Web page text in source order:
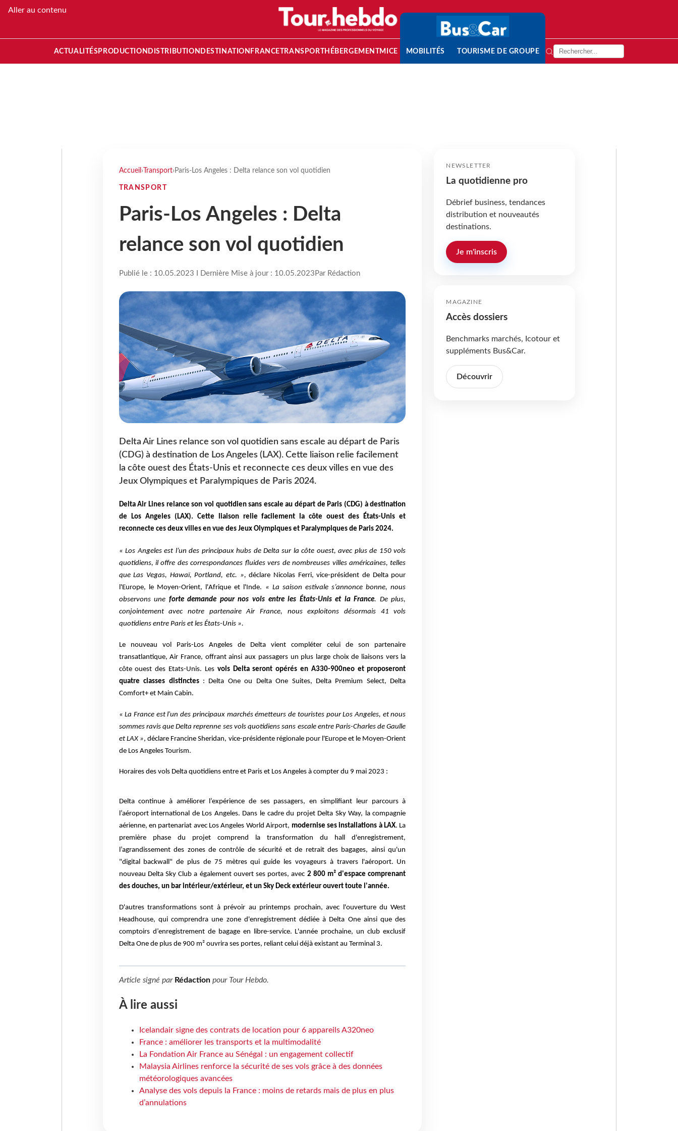
Aller au contenu
ACTUALITÉS PRODUCTION DISTRIBUTION DESTINATION FRANCETRANSPORT HÉBERGEMENTMICE MOBILITÉS TOURISME DE GROUPE
Accueil › Transport› Paris-Los Angeles : Delta relance son vol quotidien
TRANSPORT
Paris-Los Angeles : Delta
relance son vol quotidien
Publié le : 10.05.2023 I Dernière Mise à jour : 10.05.2023 Par Rédaction
Delta Air Lines relance son vol quotidien sans escale au départ de Paris
(CDG) à destination de Los Angeles (LAX). Cette liaison relie facilement
la côte ouest des États-Unis et reconnecte ces deux villes en vue des
Jeux Olympiques et Paralympiques de Paris 2024.
Delta Air Lines relance son vol quotidien sans escale au départ de Paris (CDG) à destination
de Los Angeles (LAX). Cette liaison relie facilement la côte ouest des États-Unis et
reconnecte ces deux villes en vue des Jeux Olympiques et Paralympiques de Paris 2024.
« Los Angeles est l’un des principaux hubs de Delta sur la côte ouest, avec plus de 150 vols
quotidiens, il offre des correspondances fluides vers de nombreuses villes américaines, telles
que Las Vegas, Hawaï, Portland, etc. »,déclare Nicolas Ferri, vice-président de Delta pour
l'Europe, le Moyen-Orient, l'Afrique et l'Inde. « La saison estivale s’annonce bonne, nous
observons une forte demande pour nos vols entre les États-Unis et la France. De plus,
conjointement avec notre partenaire Air France, nous exploitons désormais 41 vols
quotidiens entre Paris et les États-Unis ».
Le nouveau vol Paris-Los Angeles de Delta vient compléter celui de son partenaire
transatlantique, Air France, offrant ainsi aux passagers un plus large choix de liaisons vers la
côte ouest des Etats-Unis. Les vols Delta seront opérés en A330-900neo et proposeront
quatre classes distinctes : Delta One ou Delta One Suites, Delta Premium Select, Delta
Comfort+ et Main Cabin.
« La France est l'un des principaux marchés émetteurs de touristes pour Los Angeles, et nous
sommes ravis que Delta reprenne ses vols quotidiens sans escale entre Paris-Charles de Gaulle
et LAX », déclare Francine Sheridan, vice-présidente régionale pour l'Europe et le Moyen-Orient
de Los Angeles Tourism.
Horaires des vols Delta quotidiens entre et Paris et Los Angeles à compter du 9 mai 2023 :
Delta continue à améliorer l’expérience de ses passagers, en simplifiant leur parcours à
l’aéroport international de Los Angeles. Dans le cadre du projet Delta Sky Way, la compagnie
aérienne, en partenariat avec Los Angeles World Airport, modernise ses installations à LAX. La
première phase du projet comprend la transformation du hall d'enregistrement,
l’agrandissement des zones de contrôle de sécurité et de retrait des bagages, ainsi qu'un
"digital backwall" de plus de 75 mètres qui guide les voyageurs à travers l'aéroport. Un
nouveau Delta Sky Club a également ouvert ses portes, avec 2 800 m² d'espace comprenant
des douches, un bar intérieur/extérieur, et un Sky Deck extérieur ouvert toute l'année.
D'autres transformations sont à prévoir au printemps prochain, avec l'ouverture du West
Headhouse, qui comprendra une zone d'enregistrement dédiée à Delta One ainsi que des
comptoirs d’enregistrement de bagage en libre-service. L'année prochaine, un club exclusif
Delta One de plus de 900 m² ouvrira ses portes, reliant celui déjà existant au Terminal 3.
Article signé par Rédactionpour Tour Hebdo.
À lire aussi
Icelandair signe des contrats de location pour 6 appareils A320neo
France : améliorer les transports et la multimodalité
La Fondation Air France au Sénégal : un engagement collectif
Malaysia Airlines renforce la sécurité de ses vols grâce à des données
météorologiques avancées
Analyse des vols depuis la France : moins de retards mais de plus en plus
d’annulations
NEWSLETTER
La quotidienne pro
Débrief business, tendances
distribution et nouveautés
destinations.
Je m'inscris
MAGAZINE
Accès dossiers
Benchmarks marchés, Icotour et
suppléments Bus&Car.
Découvrir